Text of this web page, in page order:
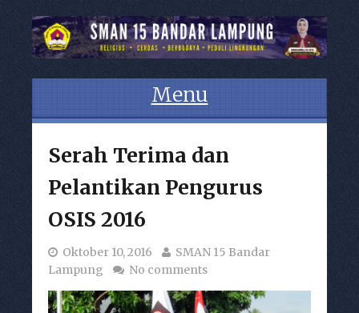
Menu
Serah Terima dan
Pelantikan Pengurus
OSIS 2016
Oktober 10, 2016
SMAN 15 Bandar
Lampung
No comments